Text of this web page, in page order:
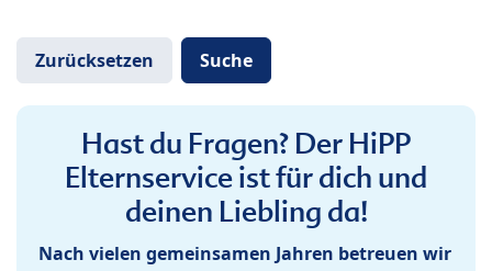
Hast du Fragen? Der HiPP
Elternservice ist für dich und
deinen Liebling da!
Nach vielen gemeinsamen Jahren betreuen wir